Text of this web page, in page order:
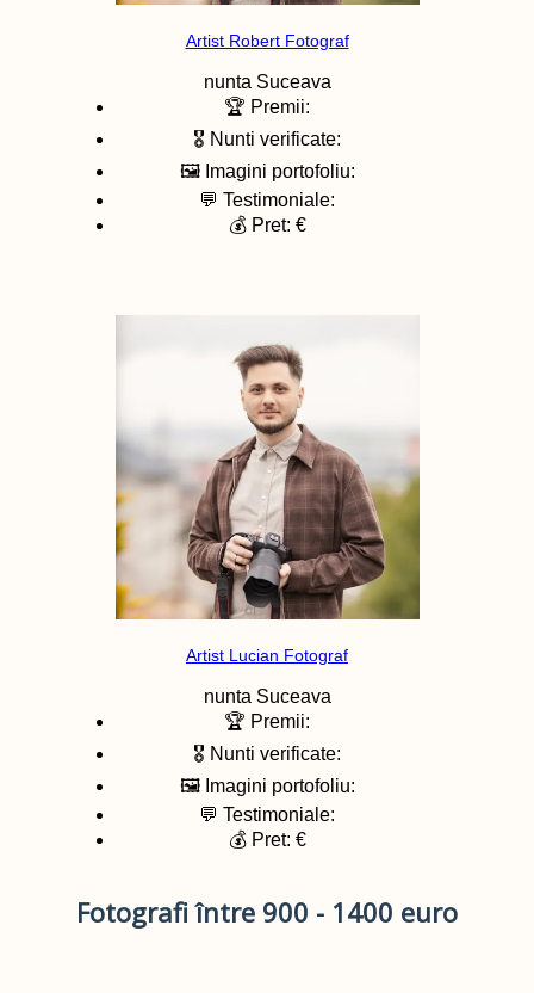
Artist Robert Fotograf
nunta Suceava
🏆 Premii:
🎖️ Nunti verificate:
🖼️ Imagini portofoliu:
💬 Testimoniale:
💰 Pret: €
Artist Lucian Fotograf
nunta Suceava
🏆 Premii:
🎖️ Nunti verificate:
🖼️ Imagini portofoliu:
💬 Testimoniale:
💰 Pret: €
Fotografi între 900 - 1400 euro